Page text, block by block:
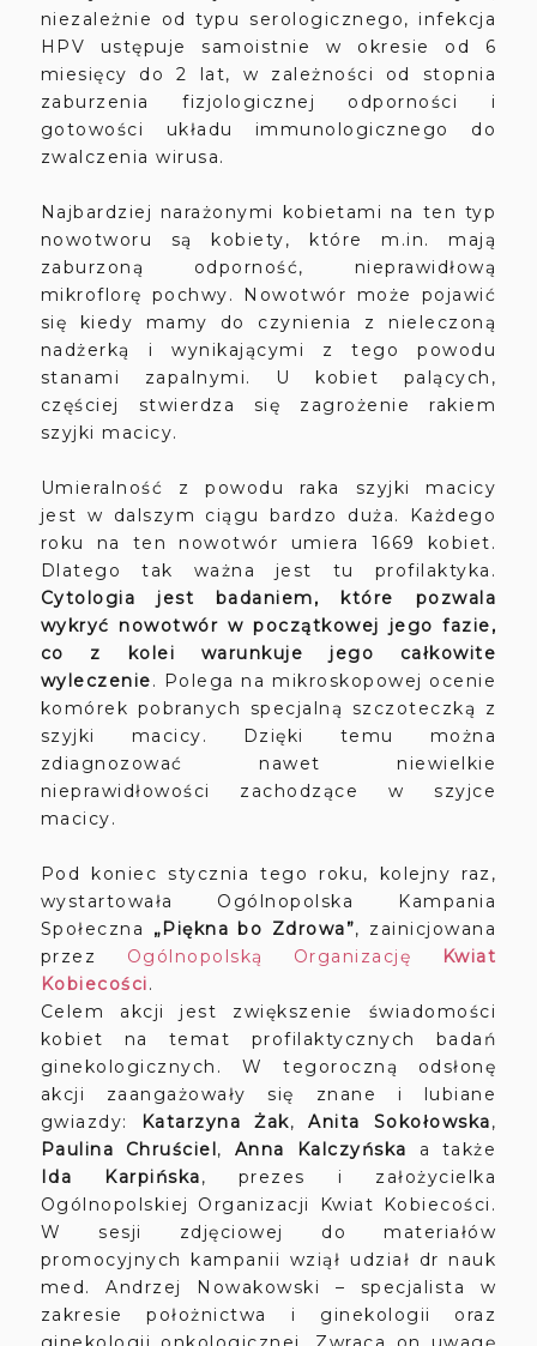
niezależnie od typu serologicznego, infekcja
HPV ustępuje samoistnie w okresie od 6
miesięcy do 2 lat, w zależności od stopnia
zaburzenia fizjologicznej odporności i
gotowości układu immunologicznego do
zwalczenia wirusa.
Najbardziej narażonymi kobietami na ten typ
nowotworu są kobiety, które m.in. mają
zaburzoną odporność, nieprawidłową
mikroflorę pochwy. Nowotwór może pojawić
się kiedy mamy do czynienia z nieleczoną
nadżerką i wynikającymi z tego powodu
stanami zapalnymi. U kobiet palących,
częściej stwierdza się zagrożenie rakiem
szyjki macicy.
Umieralność z powodu raka szyjki macicy
jest w dalszym ciągu bardzo duża. Każdego
roku na ten nowotwór umiera 1669 kobiet.
Dlatego tak ważna jest tu profilaktyka.
Cytologia jest badaniem, które pozwala
wykryć nowotwór w początkowej jego fazie,
co z kolei warunkuje jego całkowite
wyleczenie. Polega na mikroskopowej ocenie
komórek pobranych specjalną szczoteczką z
szyjki macicy. Dzięki temu można
zdiagnozować nawet niewielkie
nieprawidłowości zachodzące w szyjce
macicy.
Pod koniec stycznia tego roku, kolejny raz,
wystartowała Ogólnopolska Kampania
Społeczna „Piękna bo Zdrowa”, zainicjowana
przez Ogólnopolską Organizację
Kwiat
Kobiecości.
Celem akcji jest zwiększenie świadomości
kobiet na temat profilaktycznych badań
ginekologicznych. W tegoroczną odsłonę
akcji zaangażowały się znane i lubiane
gwiazdy:
Katarzyna Żak,Anita Sokołowska,
Paulina Chruściel, Anna Kalczyńska a także
Ida Karpińska, prezes i założycielka
Ogólnopolskiej Organizacji Kwiat Kobiecości.
W sesji zdjęciowej do materiałów
promocyjnych kampanii wziął udział dr nauk
med. Andrzej Nowakowski – specjalista w
zakresie położnictwa i ginekologii oraz